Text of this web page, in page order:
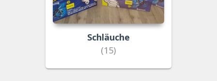
Schläuche
(15)